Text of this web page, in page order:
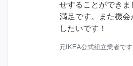
せすることができ
満足です。また機
したいです！
元IKEA公式組立業者です